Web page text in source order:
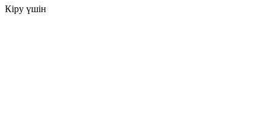
Кіру үшін